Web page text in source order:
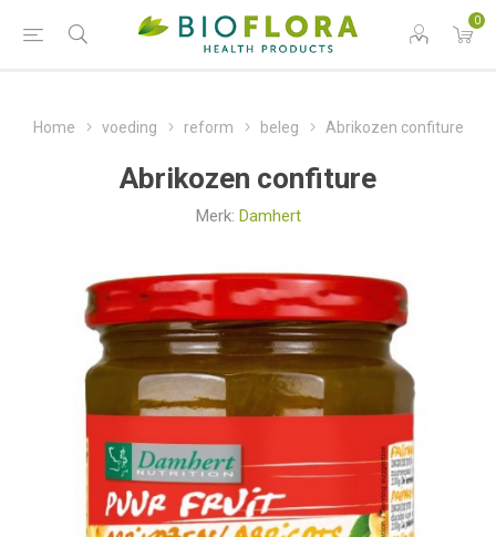
0
Home voeding reform beleg Abrikozen confiture
Abrikozen confiture
Merk: Damhert